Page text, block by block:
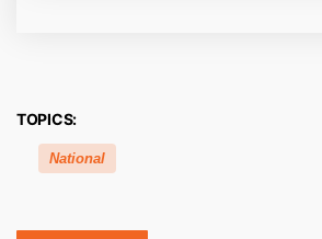
TOPICS:
National